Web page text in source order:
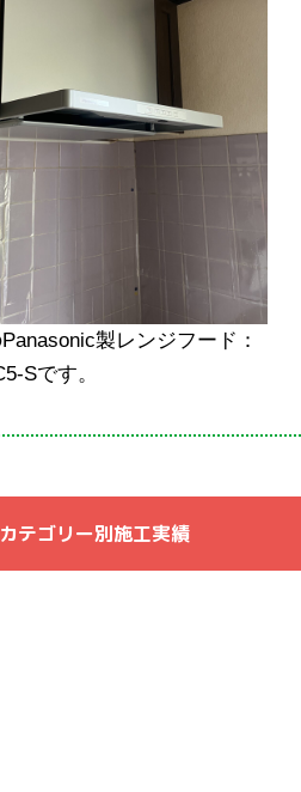
カテゴリー別施工実績
製レンジフード：
Sです。